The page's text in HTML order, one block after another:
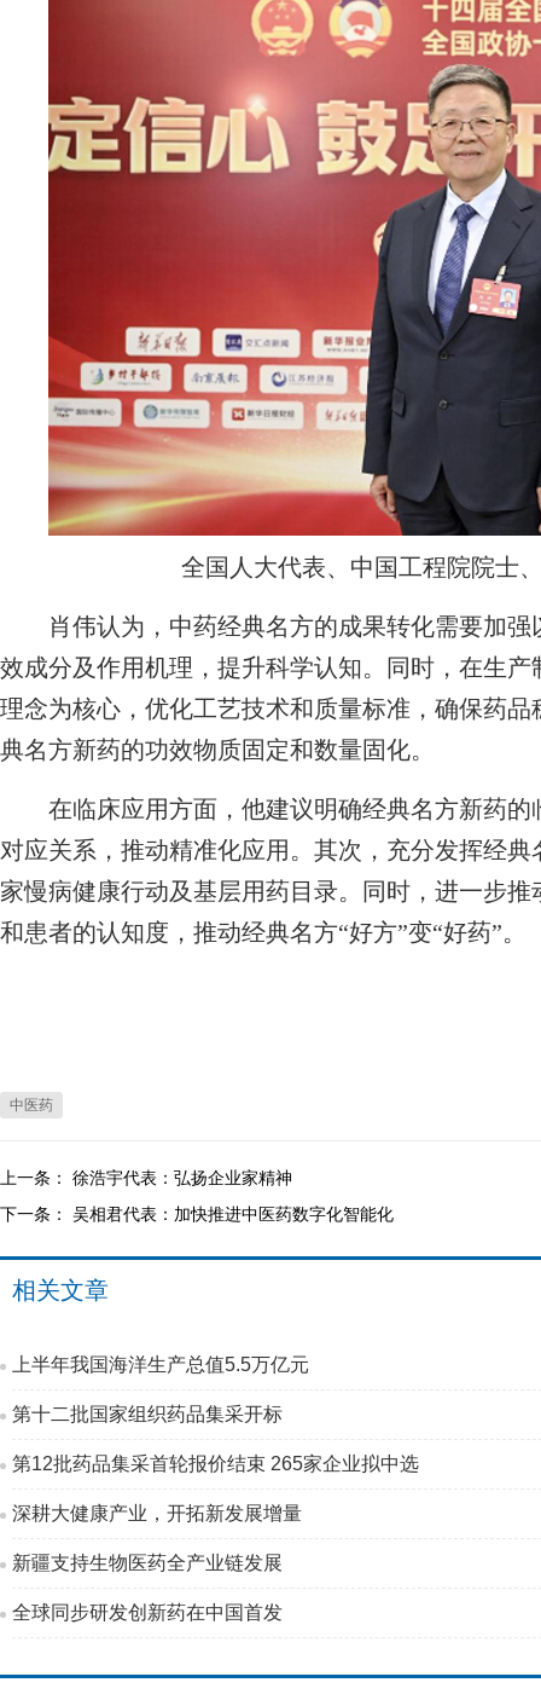
全国人大代表、中国工程院院士
肖伟认为，中药经典名方的成果转化需要加强
效成分及作用机理，提升科学认知。同时，在生
理念为核心，优化工艺技术和质量标准，确保药
典名方新药的功效物质固定和数量固化。
在临床应用方面，他建议明确经典名方新药的
对应关系，推动精准化应用。其次，充分发挥经
家慢病健康行动及基层用药目录。同时，进一步
和患者的认知度，推动经典名方“好方”变“好药”。
中医药
上一条： 徐浩宇代表：弘扬企业家精神
下一条： 吴相君代表：加快推进中医药数字化智能化
相关文章
上半年我国海洋生产总值5.5万亿元
第十二批国家组织药品集采开标
第12批药品集采首轮报价结束 265家企业拟中选
深耕大健康产业，开拓新发展增量
新疆支持生物医药全产业链发展
全球同步研发创新药在中国首发